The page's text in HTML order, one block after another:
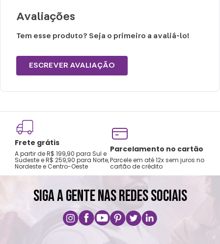
Não limpar a seco.
Avaliações
Tem esse produto? Seja o primeiro a avaliá-lo!
ESCREVER AVALIAÇÃO
Frete grátis
A partir de R$ 199,90 para Sul e
Sudeste e R$ 259,90 para Norte,
Nordeste e Centro-Oeste
Parcelamento no cartão
Parcele em até 12x sem juros no
cartão de crédito
SIGA A GENTE NAS REDES SOCIAIS